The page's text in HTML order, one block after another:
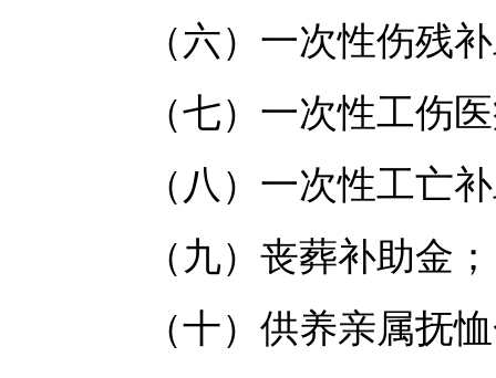
（六）一次性伤残补
（七）一次性工伤医
（八）一次性工亡补
（九）丧葬补助金；
（十）供养亲属抚恤